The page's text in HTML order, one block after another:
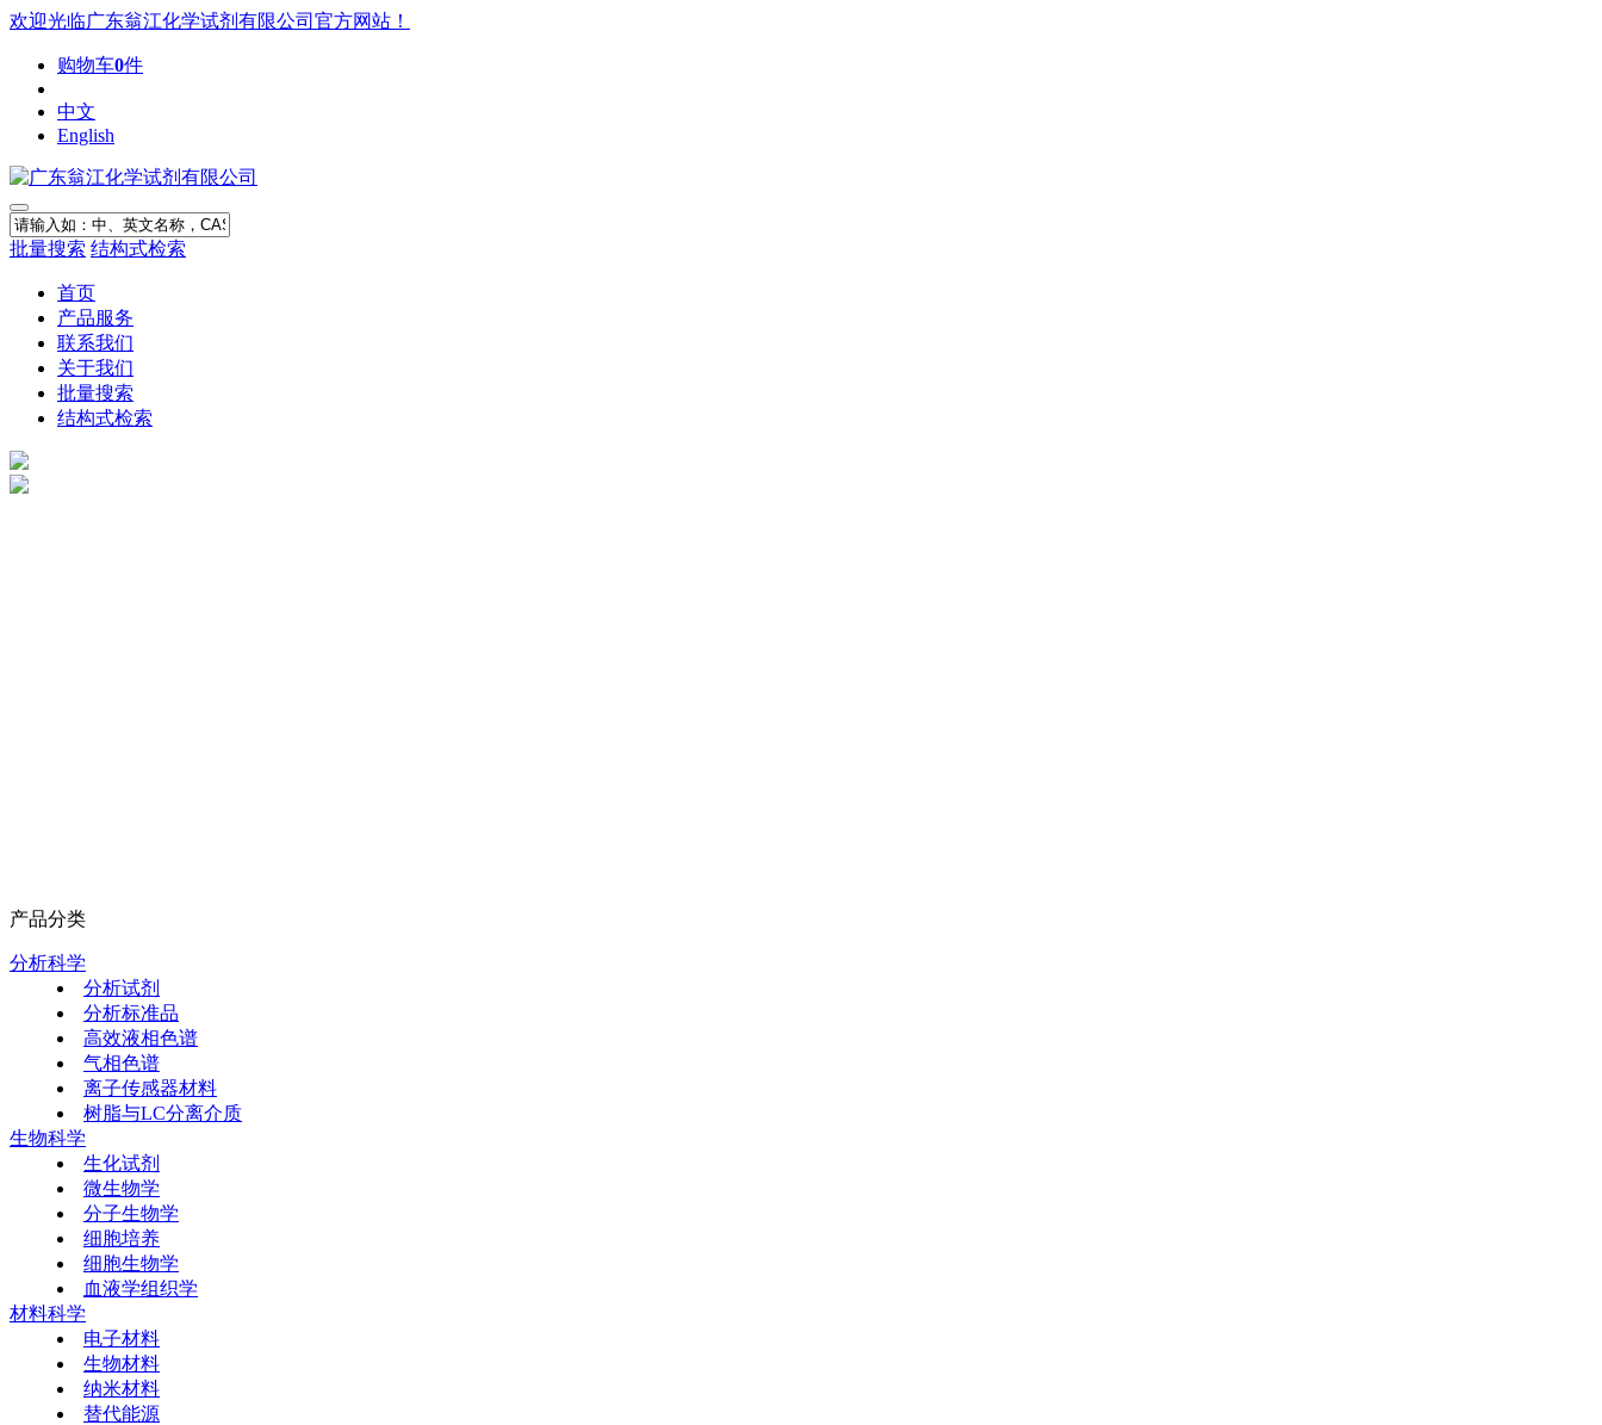
欢迎光临广东翁江化学试剂有限公司官方网站！
购物车0件
中文
English
批量搜索 结构式检索
首页
产品服务
联系我们
关于我们
批量搜索
结构式检索
产品分类
分析科学
分析试剂
分析标准品
高效液相色谱
气相色谱
离子传感器材料
树脂与LC分离介质
生物科学
生化试剂
微生物学
分子生物学
细胞培养
细胞生物学
血液学组织学
材料科学
电子材料
生物材料
纳米材料
替代能源